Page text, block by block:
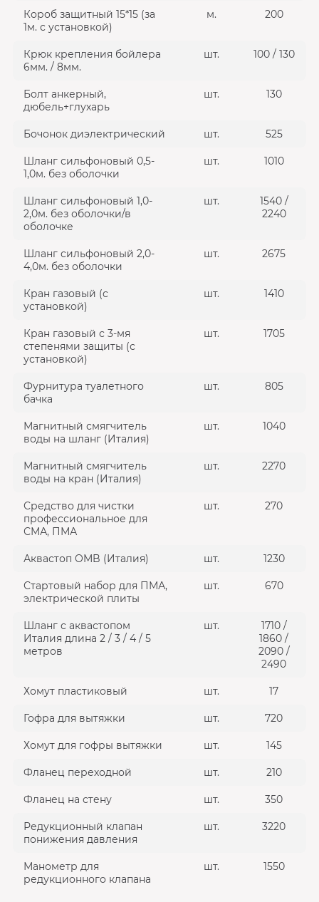
Короб защитный 15*15 (за
1м. с установкой)
м. 200
Крюк крепления бойлера
6мм. / 8мм.
шт. 100 / 130
Болт анкерный,
дюбель+глухарь
шт. 130
Бочонок диэлектрический шт. 525
Шланг сильфоновый 0,5-
1,0м. без оболочки
шт. 1010
Шланг сильфоновый 1,0-
2,0м. без оболочки/в
оболочке
шт.
1540 /
2240
Шланг сильфоновый 2,0-
4,0м. без оболочки
шт. 2675
Кран газовый (с
установкой)
шт. 1410
Кран газовый с 3-мя
степенями защиты (с
установкой)
шт. 1705
Фурнитура туалетного
бачка
шт. 805
Магнитный смягчитель
воды на шланг (Италия)
шт. 1040
Магнитный смягчитель
воды на кран (Италия)
шт. 2270
Средство для чистки
профессиональное для
СМА, ПМА
шт. 270
Аквастоп OMB (Италия) шт. 1230
Стартовый набор для ПМА,
электрической плиты
шт. 670
Шланг с аквастопом
Италия длина 2 / 3 / 4 / 5
метров
шт.
1710 /
1860 /
2090 /
2490
Хомут пластиковый шт. 17
Гофра для вытяжки шт. 720
Хомут для гофры вытяжки шт. 145
Фланец переходной шт. 210
Фланец на стену шт. 350
Редукционный клапан
понижения давления
шт. 3220
Манометр для
редукционного клапана
шт. 1550